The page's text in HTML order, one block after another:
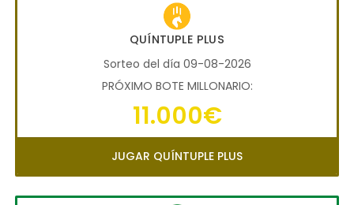
QUÍNTUPLE PLUS
Sorteo del día 09-08-2026
PRÓXIMO BOTE MILLONARIO:
11.000€
JUGAR QUÍNTUPLE PLUS